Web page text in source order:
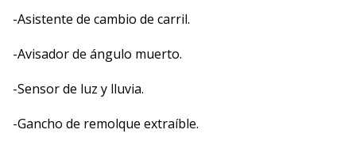
-Asistente de cambio de carril.
-Avisador de ángulo muerto.
-Sensor de luz y lluvia.
-Gancho de remolque extraíble.